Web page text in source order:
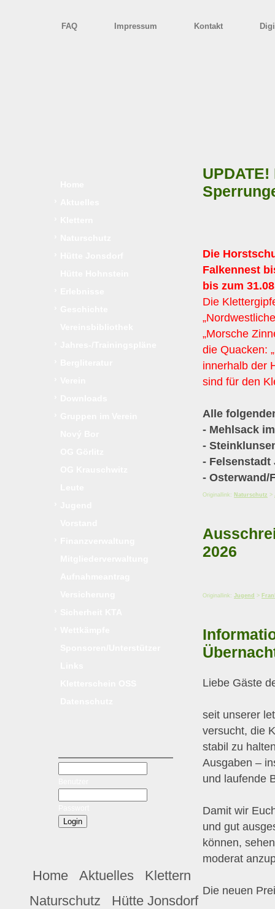
FAQ Impressum Kontakt
Die
Falkennest
bis zum
Die
„Morsche
die Quacken:
innerhalb der
sind für den
Alle
- Mehlsack
-
- Felsenstadt
- Osterwand/
Originallink: Naturschutz >
2026
Originallink: Jugend >
Liebe Gäste
seit unserer
versucht, die
stabil zu
Ausgaben –
und laufende
Damit wir
und gut
können,
moderat
Die neuen
Home Aktuelles
Klettern
Naturschutz
Hütte Jonsdorf